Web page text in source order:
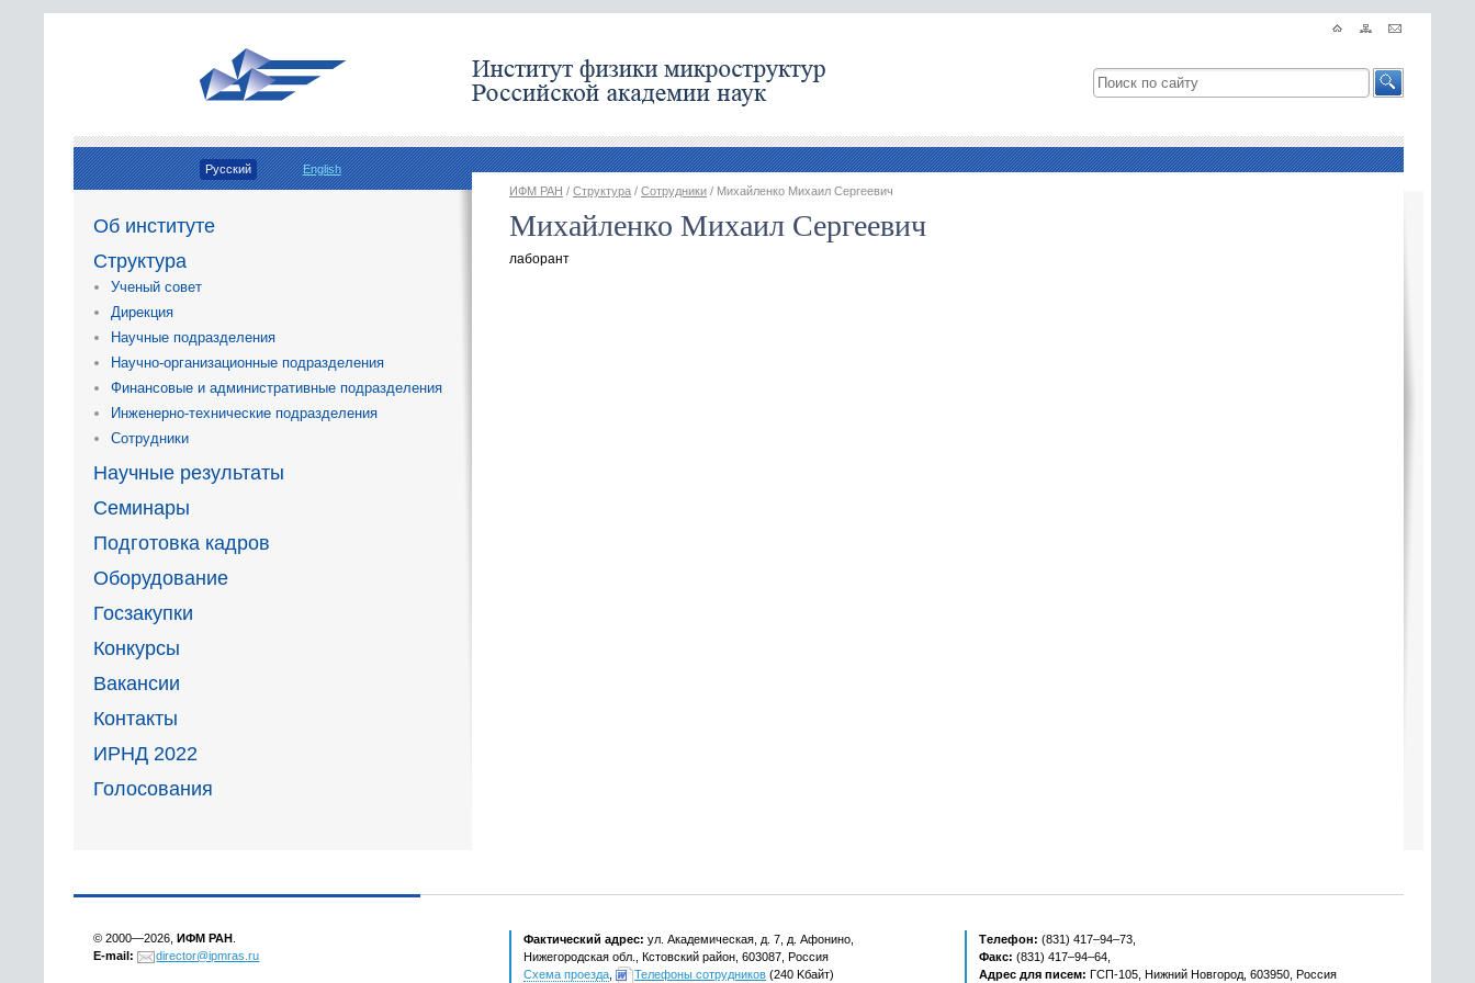
Русский English
Об институте
Структура
Ученый совет
Дирекция
Научные подразделения
Научно-организационные подразделения
Финансовые и административные подразделения
Инженерно-технические подразделения
Сотрудники
Научные результаты
Семинары
Подготовка кадров
Оборудование
Госзакупки
Конкурсы
Вакансии
Контакты
ИРНД 2022
Голосования
ИФМ РАН /Структура /Сотрудники / Михайленко Михаил Сергеевич
Михайленко Михаил Сергеевич
лаборант
© 2000—2026, ИФМ РАН
E-mail:
director@ipmras.ru
Фактический адрес: ул. Академическая, д. 7, д. Афонино,
Нижегородская обл., Кстовский район, 603087, Россия
Схема проезда
Телефоны сотрудников (240 Kбайт)
Tелефон: (831) 417–94–73,
Факс: (831) 417–94–64,
Адрес для писем: ГСП-105, Нижний Новгород, 603950, Россия